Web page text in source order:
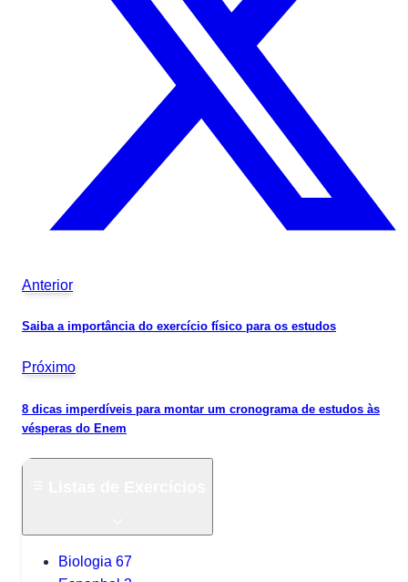
Anterior
Saiba a importância do exercício físico para os estudos
Próximo
8 dicas imperdíveis para montar um cronograma de estudos às
vésperas do Enem
Biologia 67